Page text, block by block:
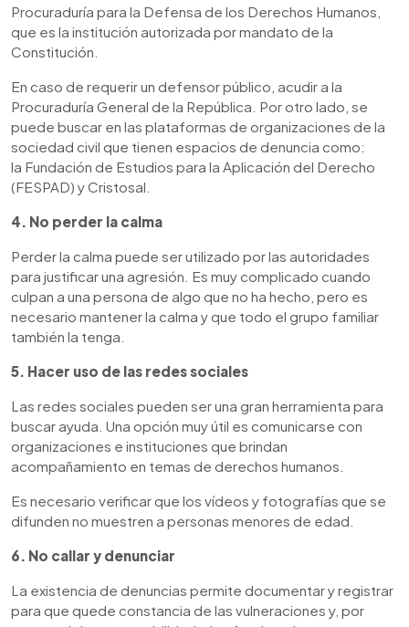
Procuraduría para la Defensa de los Derechos Humanos,
que es la institución autorizada por mandato de la
Constitución.
En caso de requerir un defensor público, acudir a la
Procuraduría General de la República. Por otro lado, se
puede buscar en las plataformas de organizaciones de la
sociedad civil que tienen espacios de denuncia como:
la Fundación de Estudios para la Aplicación del Derecho
(FESPAD) y Cristosal.
4. No perder la calma
Perder la calma puede ser utilizado por las autoridades
para justificar una agresión. Es muy complicado cuando
culpan a una persona de algo que no ha hecho, pero es
necesario mantener la calma y que todo el grupo familiar
también la tenga.
5. Hacer uso de las redes sociales
Las redes sociales pueden ser una gran herramienta para
buscar ayuda. Una opción muy útil es comunicarse con
organizaciones e instituciones que brindan
acompañamiento en temas de derechos humanos.
Es necesario verificar que los vídeos y fotografías que se
difunden no muestren a personas menores de edad.
6. No callar y denunciar
La existencia de denuncias permite documentar y registrar
para que quede constancia de las vulneraciones y, por